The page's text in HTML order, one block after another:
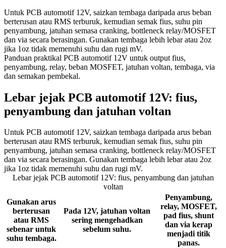
Untuk PCB automotif 12V, saizkan tembaga daripada arus beban
berterusan atau RMS terburuk, kemudian semak fius, suhu pin
penyambung, jatuhan semasa cranking, bottleneck relay/MOSFET
dan via secara berasingan. Gunakan tembaga lebih lebar atau 2oz
jika 1oz tidak memenuhi suhu dan rugi mV.
Panduan praktikal PCB automotif 12V untuk output fius,
penyambung, relay, beban MOSFET, jatuhan voltan, tembaga, via
dan semakan pembekal.
Lebar jejak PCB automotif 12V: fius,
penyambung dan jatuhan voltan
Untuk PCB automotif 12V, saizkan tembaga daripada arus beban
berterusan atau RMS terburuk, kemudian semak fius, suhu pin
penyambung, jatuhan semasa cranking, bottleneck relay/MOSFET
dan via secara berasingan. Gunakan tembaga lebih lebar atau 2oz
jika 1oz tidak memenuhi suhu dan rugi mV.
Lebar jejak PCB automotif 12V: fius, penyambung dan jatuhan
voltan
Gunakan arus
berterusan
atau RMS
sebenar untuk
suhu tembaga.
Pada 12V, jatuhan voltan
sering mengehadkan
sebelum suhu.
Penyambung,
relay, MOSFET,
pad fius, shunt
dan via kerap
menjadi titik
panas.